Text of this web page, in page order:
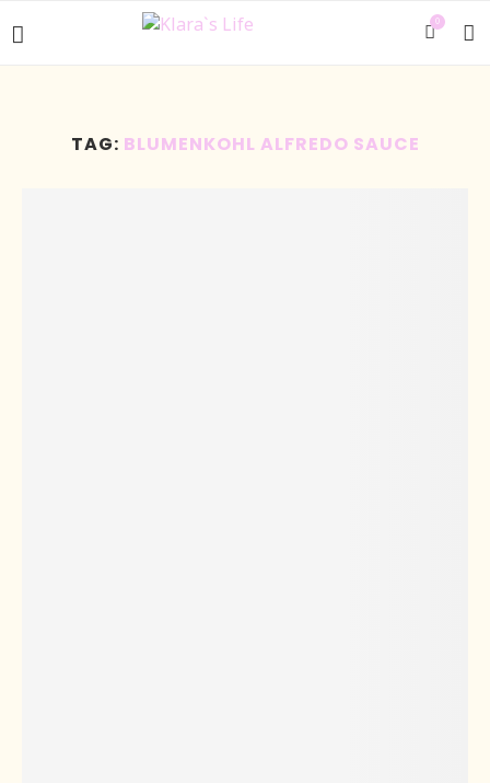
0
TAG: BLUMENKOHL ALFREDO SAUCE